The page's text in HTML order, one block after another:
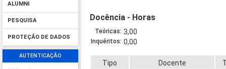
ALUMNI
PESQUISA
PROTEÇÃO DE DADOS
AUTENTICAÇÃO
Docência - Horas
Teóricas: 3,00
Inquéritos: 0,00
Tipo Docente